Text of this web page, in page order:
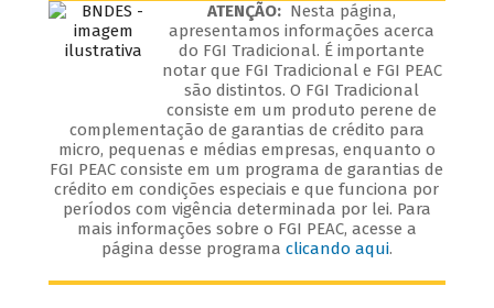
ATENÇÃO: Nesta página,
apresentamos informações acerca
do FGI Tradicional. É importante
notar que FGI Tradicional e FGI PEAC
são distintos. O FGI Tradicional
consiste em um produto perene de
complementação de garantias de crédito para
micro, pequenas e médias empresas, enquanto o
FGI PEAC consiste em um programa de garantias de
crédito em condições especiais e que funciona por
períodos com vigência determinada por lei. Para
mais informações sobre o FGI PEAC, acesse a
página desse programa clicando aqui.